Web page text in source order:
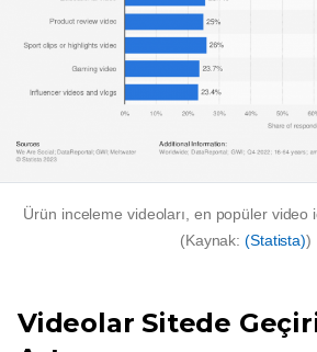
Ürün inceleme videoları, en popüler video
(Kaynak:(Statista))
Videolar Sitede